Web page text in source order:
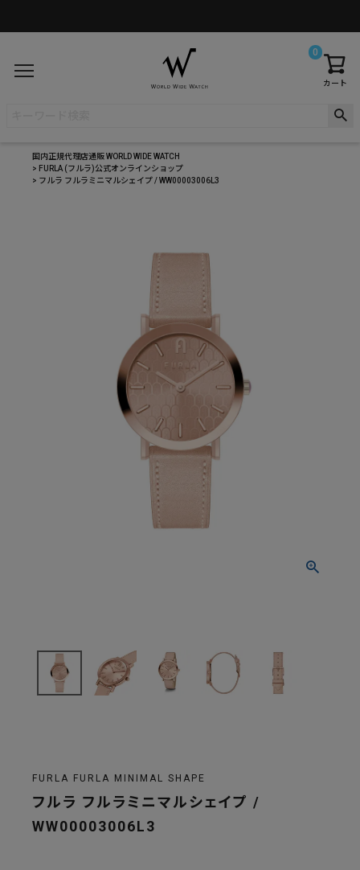
カート
0
国内正規代理店通販 WORLD WIDE WATCH
FURLA (フルラ)公式オンラインショップ
フルラ フルラミニマルシェイプ / WW00003006L3
FURLA FURLA MINIMAL SHAPE
フルラ フルラミニマルシェイプ /
WW00003006L3